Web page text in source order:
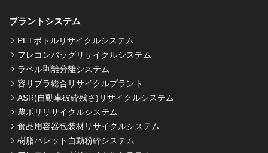
プラントシステム
PETボトルリサイクルシステム
フレコンバッグリサイクルシステム
ラベル剥離分離システム
容リプラ総合リサイクルプラント
ASR(自動車破砕残さ)リサイクルシステム
農ポリリサイクルシステム
食品用容器包装材リサイクルシステム
樹脂パレット自動粉砕システム